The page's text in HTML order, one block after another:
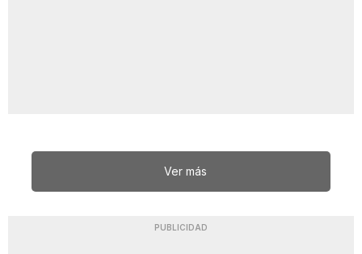
Ver más
PUBLICIDAD